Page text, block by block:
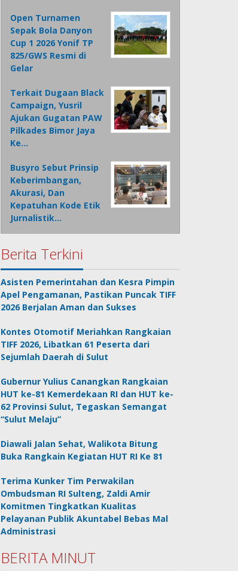
Open Turnamen
Sepak Bola Danyon
Cup 1 2026 Yonif TP
825/GWS Resmi di
Gelar
Terkait Dugaan Black
Campaign, Yusril
Ajukan Gugatan PAW
Pilkades Bimor Jaya
Ke…
Busyro Sebut Prinsip
Keberimbangan,
Akurasi, Dan
Kepatuhan Kode Etik
Jurnalistik…
Berita Terkini
Asisten Pemerintahan dan Kesra Pimpin
Apel Pengamanan, Pastikan Puncak TIFF
2026 Berjalan Aman dan Sukses
Kontes Otomotif Meriahkan Rangkaian
TIFF 2026, Libatkan 61 Peserta dari
Sejumlah Daerah di Sulut
Gubernur Yulius Canangkan Rangkaian
HUT ke-81 Kemerdekaan RI dan HUT ke-
62 Provinsi Sulut, Tegaskan Semangat
“Sulut Melaju”
Diawali Jalan Sehat, Walikota Bitung
Buka Rangkain Kegiatan HUT RI Ke 81
Terima Kunker Tim Perwakilan
Ombudsman RI Sulteng, Zaldi Amir
Komitmen Tingkatkan Kualitas
Pelayanan Publik Akuntabel Bebas Mal
Administrasi
BERITA MINUT